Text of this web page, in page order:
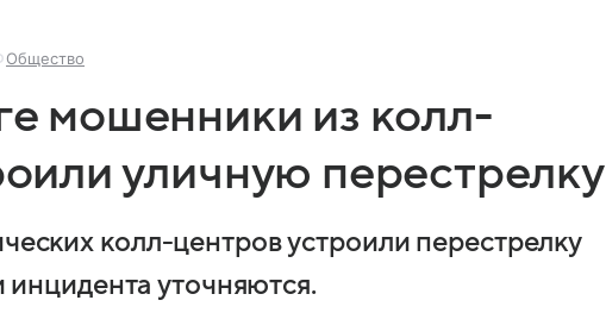
Общество
мошенники из колл-
уличную перестрелку
колл-центров устроили перестрелку
инцидента уточняются.